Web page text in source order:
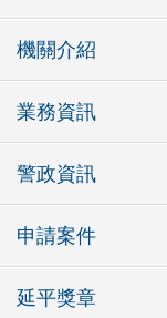
機關介紹
業務資訊
警政資訊
申請案件
延平獎章